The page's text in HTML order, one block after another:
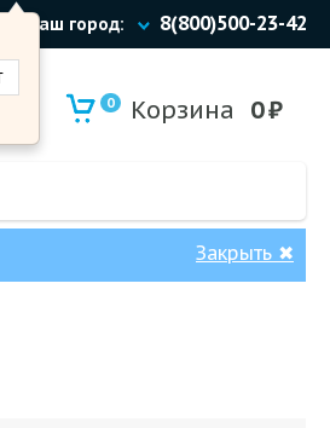
Ваш город: 8(800)500-23-42
0 Корзина 0₽
Закрыть ✖